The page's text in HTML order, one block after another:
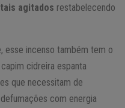
agitados restabelecendo
esse incenso também tem o
capim cidreira espanta
que necessitam de
com energia